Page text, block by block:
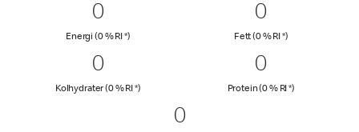
0 Energi (0 % RI *)
00
Energi (0 % RI *)Energi (0 % Daily Value)
0 Fett (0 %
00
Fett (0 % RI *)Fett (0 % Daily
0 Kolhydrater (0 % RI *)
00
Kolhydrater (0 % RI *)Kolhydrater (0 % Daily Value)
0 Protein
00
Protein (0 % RI *)Protein (0 %
0 Salt (0 % RI *)
00